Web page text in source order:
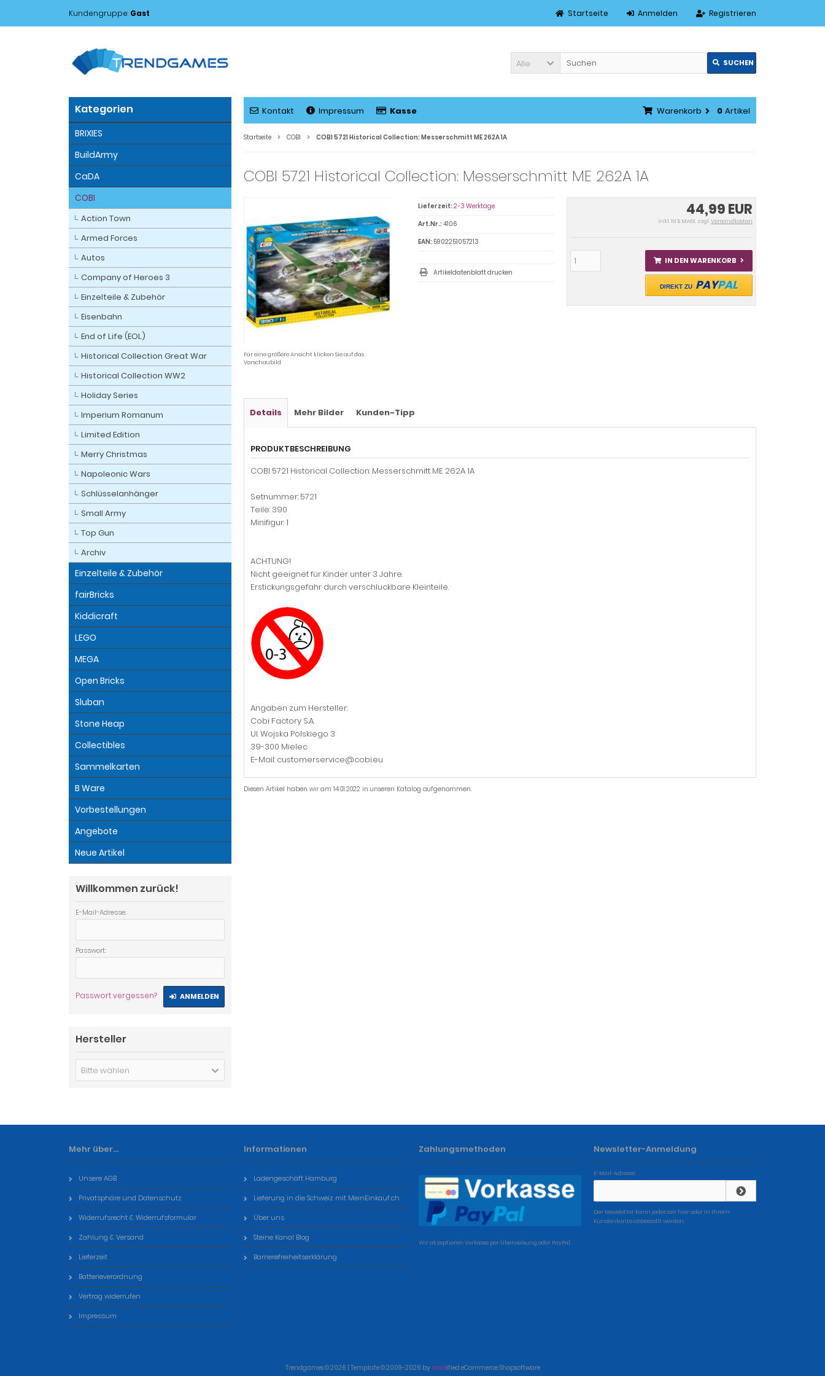
Kundengruppe: Gast Registrieren
Anmelden
Startseite
Alle SUCHEN
Kontakt Impressum Kasse Warenkorb 0 Artikel
Startseite COBI COBI 5721 Historical Collection: Messerschmitt ME 262A 1A
COBI 5721 Historical Collection: Messerschmitt ME 262A 1A
Für eine größere Ansicht klicken Sie auf das
Vorschaubild
44,99 EUR
inkl. 19 % MwSt. zzgl.Versandkosten
IN DEN WARENKORB
DIREKT ZU PAYPAL
Lieferzeit: 2-3 Werktage
Art.Nr.: 4106
EAN: 5902251057213
Artikeldatenblatt drucken
Details Mehr Bilder Kunden-Tipp
PRODUKTBESCHREIBUNG
COBI 5721 Historical Collection: Messerschmitt ME 262A 1A
Setnummer: 5721
Teile: 390
Minifigur: 1
ACHTUNG!
Nicht geeignet für Kinder unter 3 Jahre.
Erstickungsgefahr durch verschluckbare Kleinteile.
Angaben zum Hersteller:
Cobi Factory S.A.
Ul. Wojska Polskiego 3
39-300 Mielec
E-Mail: customerservice@cobi.eu
Diesen Artikel haben wir am 14.01.2022 in unseren Katalog aufgenommen.
Kategorien
BRIXIES
BuildArmy
CaDA
COBI
Action Town
Armed Forces
Autos
Company of Heroes 3
Einzelteile & Zubehör
Eisenbahn
End of Life (EOL)
Historical Collection Great War
Historical Collection WW2
Holiday Series
Imperium Romanum
Limited Edition
Merry Christmas
Napoleonic Wars
Schlüsselanhänger
Small Army
Top Gun
Archiv
Einzelteile & Zubehör
fairBricks
Kiddicraft
LEGO
MEGA
Open Bricks
Sluban
Stone Heap
Collectibles
Sammelkarten
B Ware
Vorbestellungen
Angebote
Neue Artikel
Willkommen zurück!
E-Mail-Adresse:
Passwort:
Passwort vergessen? ANMELDEN
Hersteller
Bitte wählen
Mehr über...
Unsere AGB
Privatsphäre und Datenschutz
Widerrufsrecht & Widerrufsformular
Zahlung & Versand
Lieferzeit
Batterieverordnung
Vertrag widerrufen
Impressum
Informationen
Ladengeschäft Hamburg
Lieferung in die Schweiz mit MeinEinkauf.ch
Über uns
Steine Kanal Blog
Barrierefreiheitserklärung
Zahlungsmethoden
Wir akzeptieren Vorkasse per Überweisung oder PayPal.
Newsletter-Anmeldung
E-Mail-Adresse:
Der Newsletter kann jederzeit hier oder in Ihrem
Kundenkonto abbestellt werden.
Trendgames © 2026 | Template © 2009-2026 by modified eCommerce Shopsoftware